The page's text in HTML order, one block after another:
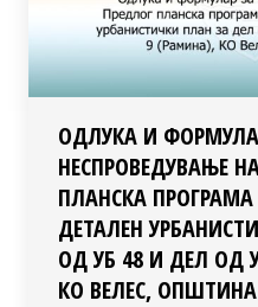
OДЛУКА И
НЕСПРОВЕДУВАЊЕ
ПЛАНСКА
ДЕТАЛЕН
ОД УБ 48 И ДЕЛ ОД
КО ВЕЛЕС, ОПШТИНА